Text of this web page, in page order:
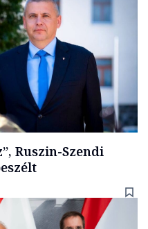
Ruszin-Szendi